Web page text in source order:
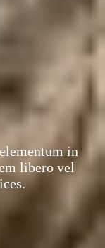
in
libero vel